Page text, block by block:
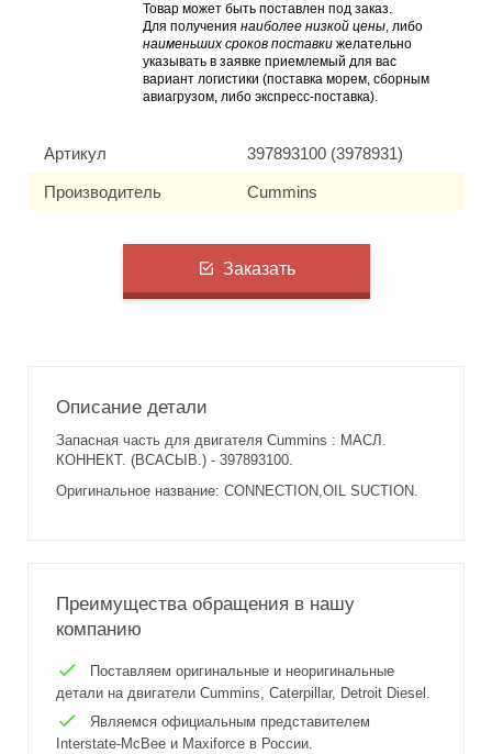
Товар может быть поставлен под заказ.
Для получения наиболее низкой цены, либо
наименьших сроков поставки желательно
указывать в заявке приемлемый для вас
вариант логистики (поставка морем, сборным
авиагрузом, либо экспресс-поставка).
Артикул 397893100 (3978931)
Производитель Cummins
Заказать
Описание детали
Запасная часть для двигателя Cummins : МАСЛ.
КОННЕКТ. (ВСАСЫВ.) - 397893100.
Оригинальное название: CONNECTION,OIL SUCTION.
Преимущества обращения в нашу
компанию
Поставляем оригинальные и неоригинальные
детали на двигатели Cummins, Caterpillar, Detroit Diesel.
Являемся официальным представителем
Interstate-McBee и Maxiforce в России.